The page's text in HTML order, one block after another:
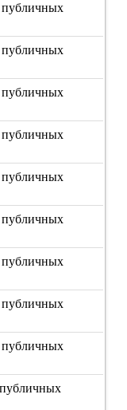
публичных
публичных
публичных
публичных
публичных
публичных
публичных
публичных
публичных
публичных